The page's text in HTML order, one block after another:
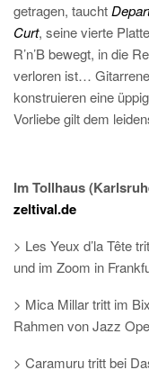
getragen, taucht
Curt, seine vierte
R’n’B bewegt, in die
verloren ist…
konstruieren eine
Vorliebe gilt dem
Im Tollhaus
zeltival.de
> Les Yeux d’la Tête
und im Zoom in
> Mica Millar tritt im
Rahmen von Jazz
> Caramuru tritt bei